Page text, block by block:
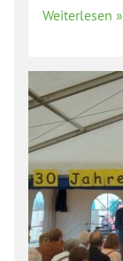
Weiterlesen »